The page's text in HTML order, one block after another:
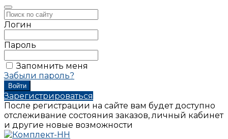
Логин
Пароль
Запомнить меня
Забыли пароль?
Зарегистрироваться
После регистрации на сайте вам будет доступно
отслеживание состояния заказов, личный кабинет
и другие новые возможности